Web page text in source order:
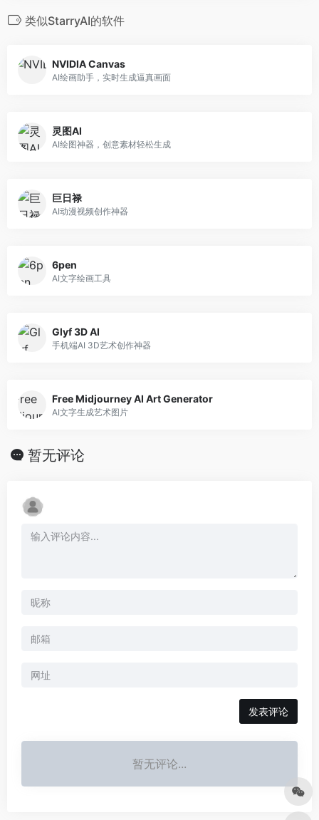
类似StarryAI的软件
NVIDIA Canvas
AI绘画助手，实时生成逼真画面
灵图AI
AI绘图神器，创意素材轻松生成
巨日禄
AI动漫视频创作神器
6pen
AI文字绘画工具
Glyf 3D AI
手机端AI 3D艺术创作神器
Free Midjourney AI Art Generator
AI文字生成艺术图片
暂无评论
发表评论
暂无评论...